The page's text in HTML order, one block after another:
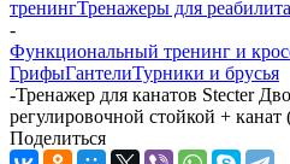
тренингТренажеры для
-
Функциональный тренинг и
ГрифыГантелиТурники и брусья
-Тренажер для канатов Stecter
регулировочной стойкой + канат
Поделиться